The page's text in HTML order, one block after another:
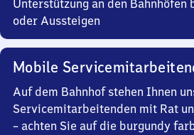
Unterstützung an den Bahnhöfen
oder Aussteigen
Mobile
Auf dem Bahnhof stehen Ihnen
Servicemitarbeitenden mit Rat
– achten Sie auf die burgundy